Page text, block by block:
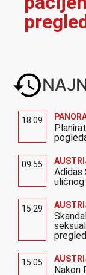
18:09
09:55
Adidas
15:29
15:05
Nakon